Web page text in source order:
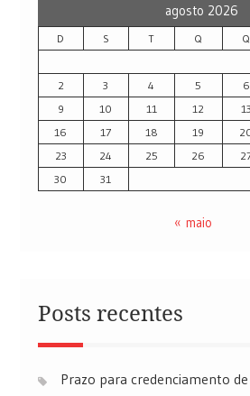
agosto 2026
D S T Q Q
2
3 4 5 6
9
10 11 12 13
16
17 18 19
23
24 25 26
30
31
« maio
Posts recentes
Prazo para credenciamento